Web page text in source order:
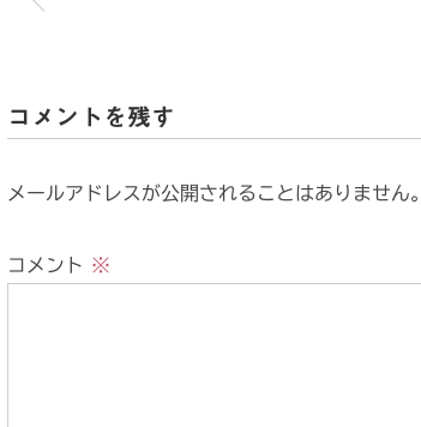
コメントを残す
メールアドレスが公開されることはありません。
コメント ※